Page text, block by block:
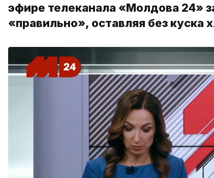
эфире телеканала «Молдова 24»
«правильно», оставляя без куска